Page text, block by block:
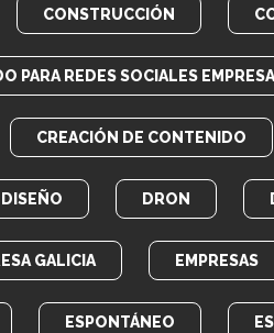
CONSTRUCCIÓN
PARA REDES SOCIALES
CREACIÓN DE CONTENIDO
DISEÑO DRON
GALICIA EMPRESAS
ESPONTÁNEO